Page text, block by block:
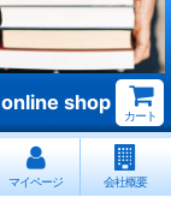
shop
カート
マイページ 会社概要